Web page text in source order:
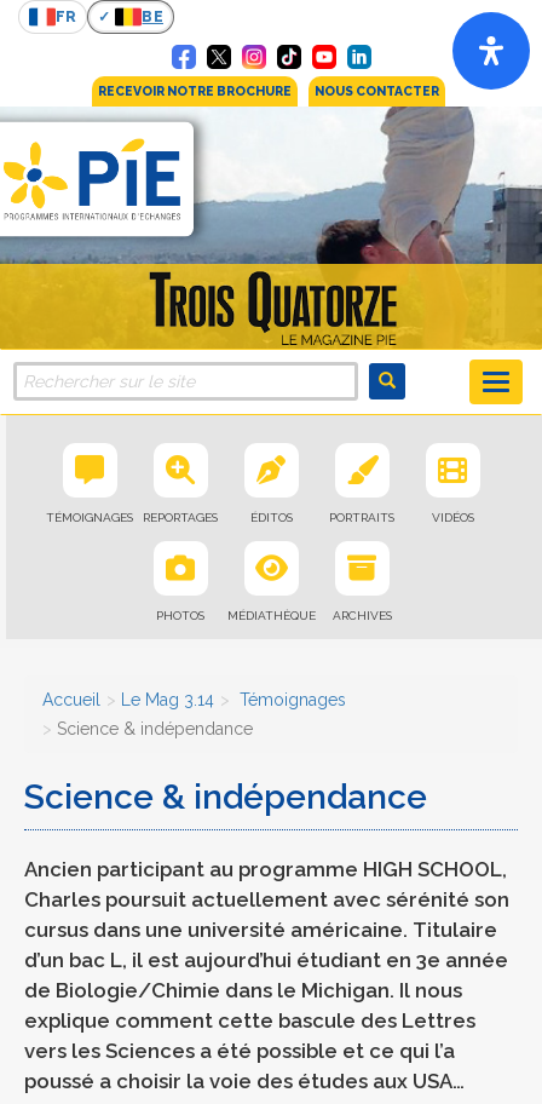
FR BE
RECEVOIR NOTRE BROCHURE NOUS CONTACTER
TÉMOIGNAGES REPORTAGES ÉDITOS PORTRAITS VIDÉOS
PHOTOS MÉDIATHÈQUE ARCHIVES
Accueil Le Mag 3.14
Témoignages
Science & indépendance
Science & indépendance
Ancien participant au programme HIGH SCHOOL,
Charles poursuit actuellement avec sérénité son
cursus dans une université américaine. Titulaire
d’un bac L, il est aujourd’hui étudiant en 3e année
de Biologie/Chimie dans le Michigan. Il nous
explique comment cette bascule des Lettres
vers les Sciences a été possible et ce qui l’a
poussé a choisir la voie des études aux USA…